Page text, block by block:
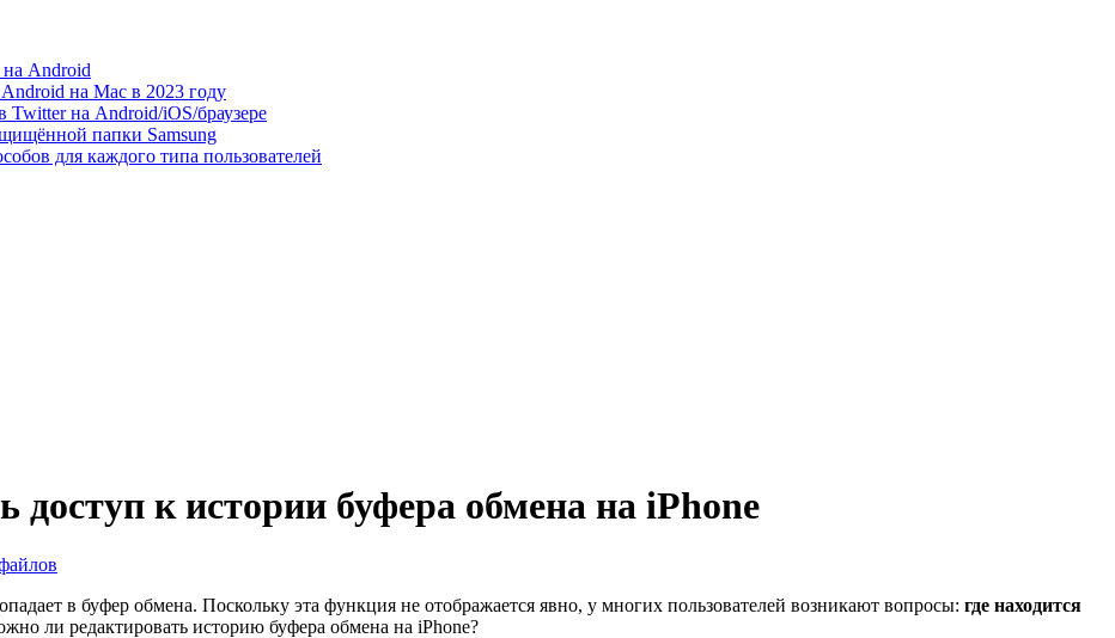
на Android
на Mac в 2023 году
Twitter на Android/iOS/браузере
папки Samsung
для каждого типа пользователей
доступ к истории буфера обмена на iPhone
в буфер обмена. Поскольку эта функция не отображается явно, у многих пользователей возникают вопросы: где находится
ли редактировать историю буфера обмена на iPhone?